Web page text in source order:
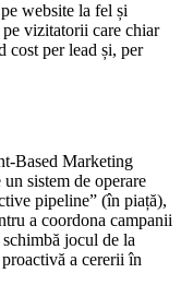
website la fel și
vizitatorii care chiar
cost per lead și, per
Based Marketing
sistem de operare
pipeline” (în piață),
a coordona campanii
jocul de la
proactivă a cererii în